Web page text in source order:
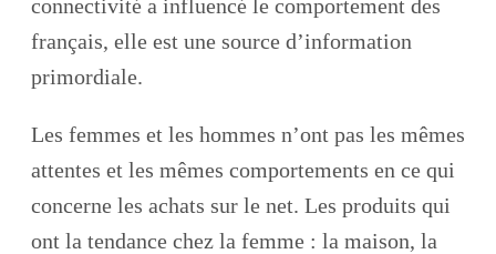
connectivité a influencé le comportement des
français, elle est une source d’information
primordiale.
Les femmes et les hommes n’ont pas les mêmes
attentes et les mêmes comportements en ce qui
concerne les achats sur le net. Les produits qui
ont la tendance chez la femme : la maison, la